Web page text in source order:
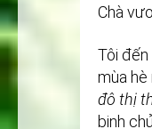
Chà
Tôi đến
mùa hè
đô thị
binh